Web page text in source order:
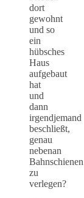
dort
gewohnt
und so
ein
hübsches
Haus
aufgebaut
hat
und
dann
irgendjemand
beschließt,
genau
nebenan
Bahnschienen
zu
verlegen?